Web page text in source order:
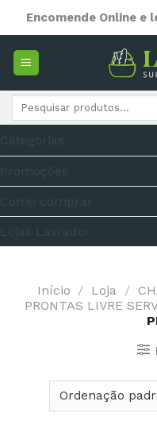
content
Encomende Online e
Pesquisar
Início / Loja /
PRONTAS LIVRE